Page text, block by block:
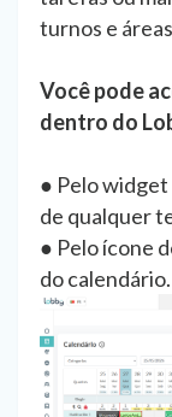
turnos e
Você pode
dentro do
● Pelo
de qualquer
● Pelo ícone
do calendário.